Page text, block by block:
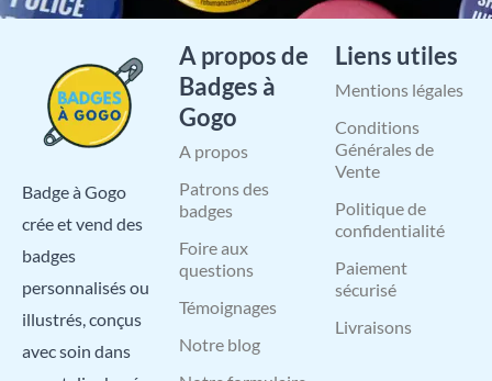
Badge à Gogo
crée et vend des
badges
personnalisés ou
illustrés, conçus
avec soin dans
A propos de
Badges à
Gogo
A propos
Patrons des
badges
Foire aux
questions
Témoignages
Notre blog
Liens utiles
Mentions légales
Conditions
Générales de
Vente
Politique de
confidentialité
Paiement
sécurisé
Livraisons